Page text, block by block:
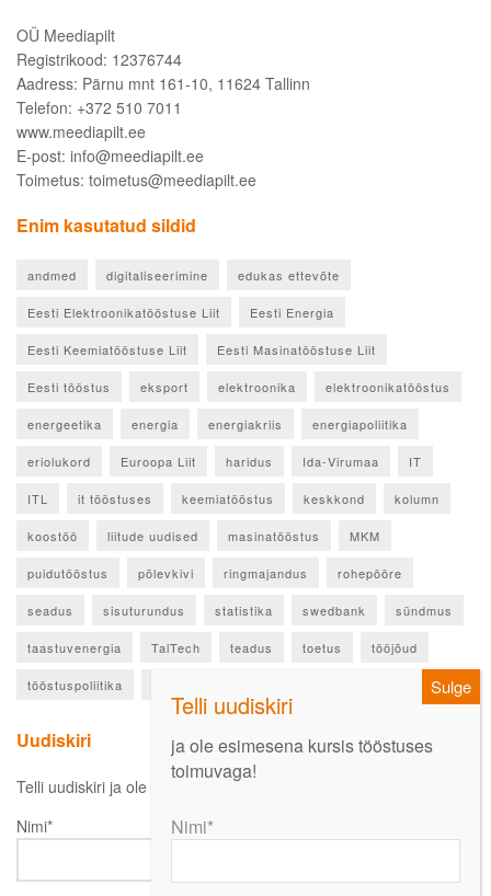
OÜ Meediapilt
Registrikood: 12376744
Aadress: Pärnu mnt 161-10, 11624 Tallinn
Telefon: +372 510 7011
www.meediapilt.ee
E-post: info@meediapilt.ee
Toimetus: toimetus@meediapilt.ee
Enim kasutatud sildid
andmed digitaliseerimine edukas ettevõte
Eesti Elektroonikatööstuse Liit Eesti Energia
Eesti Keemiatööstuse Liit Eesti Masinatööstuse Liit
Eesti tööstus eksport elektroonika elektroonikatööstus
energeetika energia energiakriis energiapoliitika
eriolukord Euroopa Liit haridus Ida-Virumaa IT
ITL it tööstuses keemiatööstus keskkond kolumn
koostöö liitude uudised masinatööstus MKM
puidutööstus põlevkivi ringmajandus rohepööre
seadus sisuturundus statistika swedbank sündmus
taastuvenergia TalTech teadus toetus tööjõud
tööstuspoliitika
Uudiskiri
Telli uudiskiri ja ole esimesena kursis oluliste uudistega!
Nimi*
ja ole esimesena kursis tööstuses
toimuvaga!
Nimi*